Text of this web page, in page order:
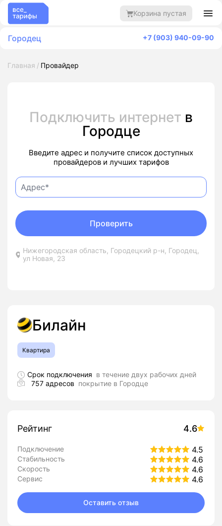
Корзина пустая
Городец +7 (903) 940-09-90
Главная Провайдер
Подключить интернет в
Городце
Введите адрес и получите список доступных
провайдеров и лучших тарифов
Нижегородская область, Городецкий р-н, Городец,
ул Новая, 23
Проверить
Билайн
Квартира
Срок подключения в течение двух рабочих дней
757 адресов покрытие в Городце
Рейтинг 4.6
Подключение 4.5
Стабильность 4.6
Скорость 4.6
Сервис 4.6
Оставить отзыв